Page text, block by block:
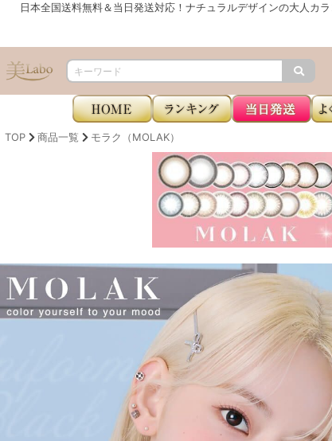
日本全国送料無料＆当日発送対応！ナチュラルデザインの大人カ
TOP 商品一覧 モラク（MOLAK）